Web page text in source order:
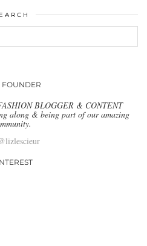
FOUNDER
BLOGGER & CONTENT
along & being part of our amazing